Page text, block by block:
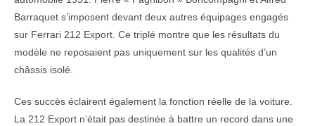
Barraquet s’imposent devant deux autres équipages engagés
sur Ferrari 212 Export. Ce triplé montre que les résultats du
modèle ne reposaient pas uniquement sur les qualités d’un
châssis isolé.
Ces succès éclairent également la fonction réelle de la voiture.
La 212 Export n’était pas destinée à battre un record dans une